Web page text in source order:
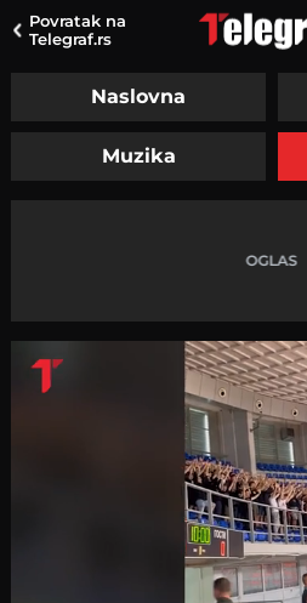
Povratak na
Telegraf.rs
Naslovna
Muzika